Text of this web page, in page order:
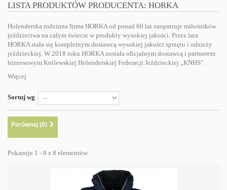
LISTA PRODUKTÓW PRODUCENTA: HORKA
Holenderska rodzinna firma HORKA od ponad 60 lat zaopatruje miłośników
jeździectwa na całym świecie w produkty wysokiej jakości. Przez lata
HORKA stała się kompletnym dostawcą wysokiej jakości sprzętu i odzieży
jeździeckiej. W 2018 roku HORKA została oficjalnym dostawcą i partnerem
biznesowym Królewskiej Holenderskiej Federacji Jeździeckiej „KNHS”.
Więcej
Sortuj wg
Porównaj (0)
Pokazuje 1 - 8 z 8 elementów